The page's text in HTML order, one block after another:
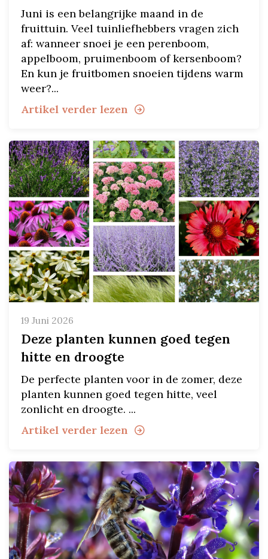
Juni is een belangrijke maand in de
fruittuin. Veel tuinliefhebbers vragen zich
af: wanneer snoei je een perenboom,
appelboom, pruimenboom of kersenboom?
En kun je fruitbomen snoeien tijdens warm
weer?...
Artikel verder lezen
19 Juni 2026
Deze planten kunnen goed tegen
hitte en droogte
De perfecte planten voor in de zomer, deze
planten kunnen goed tegen hitte, veel
zonlicht en droogte. ...
Artikel verder lezen